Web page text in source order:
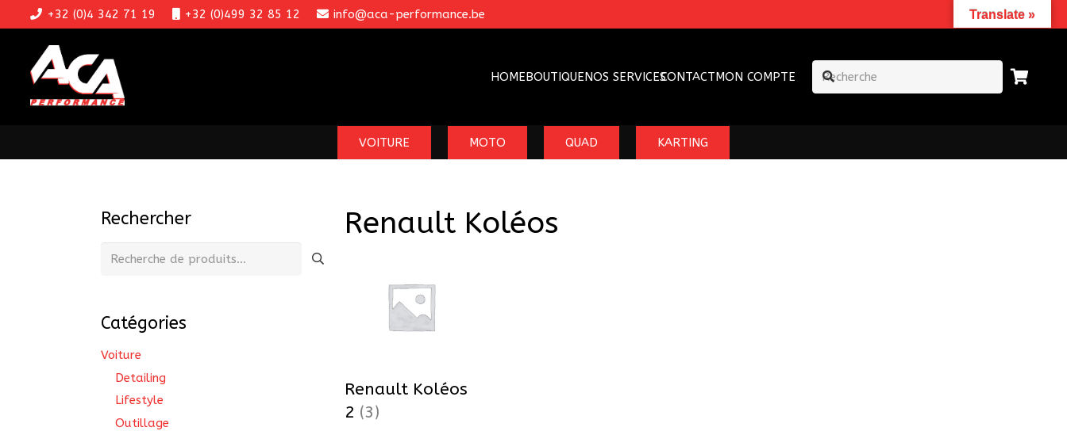
+32 (0)4 342 71 19 +32 (0)499 32 85 12 info@aca-performance.be
HOMEBOUTIQUENOS SERVICESCONTACTMON COMPTE
VOITURE MOTO QUAD KARTING
Renault Koléos
Renault Koléos
2 (3)
Rechercher
Recherche
Catégories
Voiture
Detailing
Lifestyle
Outillage
Translate »